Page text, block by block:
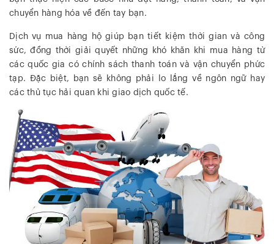
chuyển hàng hóa về đến tay bạn.
Dịch vụ mua hàng hộ giúp bạn tiết kiệm thời gian và công
sức, đồng thời giải quyết những khó khăn khi mua hàng từ
các quốc gia có chính sách thanh toán và vận chuyển phức
tạp. Đặc biệt, bạn sẽ không phải lo lắng về ngôn ngữ hay
các thủ tục hải quan khi giao dịch quốc tế.